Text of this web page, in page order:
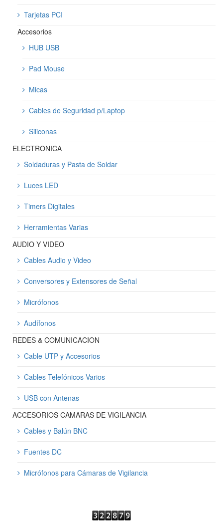
Tarjetas PCI
Accesorios
HUB USB
Pad Mouse
Micas
Cables de Seguridad p/Laptop
Siliconas
ELECTRONICA
Soldaduras y Pasta de Soldar
Luces LED
Timers Digitales
Herramientas Varias
AUDIO Y VIDEO
Cables Audio y Video
Conversores y Extensores de Señal
Micrófonos
Audífonos
REDES & COMUNICACION
Cable UTP y Accesorios
Cables Telefónicos Varios
USB con Antenas
ACCESORIOS CAMARAS DE VIGILANCIA
Cables y Balún BNC
Fuentes DC
Micrófonos para Cámaras de Vigilancia